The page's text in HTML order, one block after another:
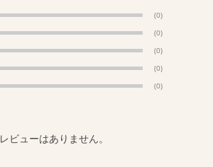
(0)
(0)
(0)
(0)
(0)
レビューはありません。